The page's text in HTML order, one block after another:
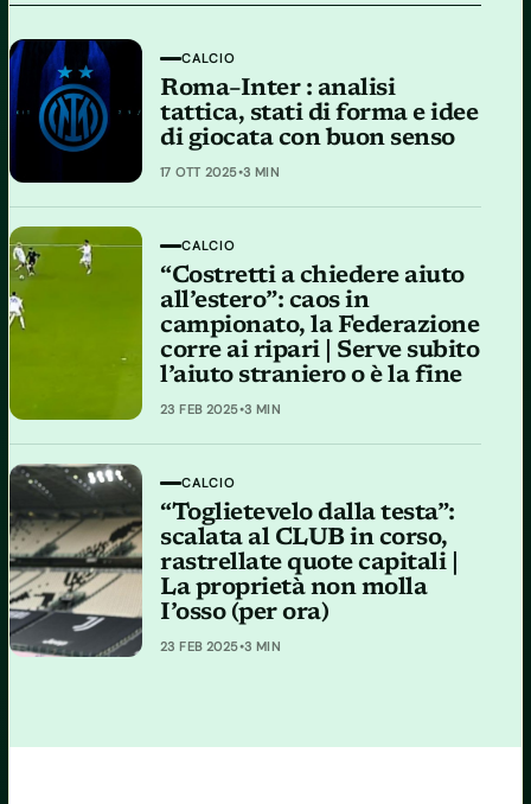
CALCIO
Roma–Inter : analisi
tattica, stati di forma e idee
di giocata con buon senso
17 OTT 2025•3 MIN
CALCIO
“Costretti a chiedere aiuto
all’estero”: caos in
campionato, la Federazione
corre ai ripari | Serve subito
l’aiuto straniero o è la fine
23 FEB 2025•3 MIN
CALCIO
“Toglietevelo dalla testa”:
scalata al CLUB in corso,
rastrellate quote capitali |
La proprietà non molla
I’osso (per ora)
23 FEB 2025•3 MIN